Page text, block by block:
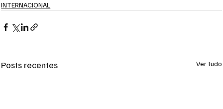
INTERNACIONAL
Posts recentes Ver tudo